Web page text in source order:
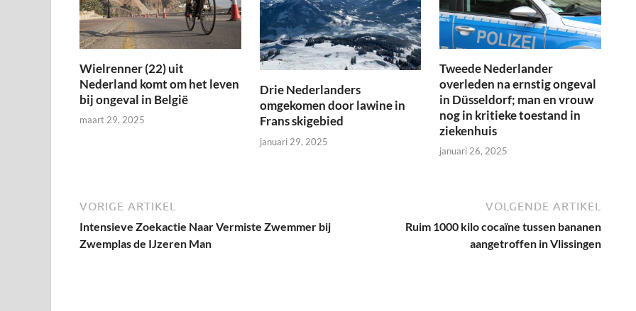
Wielrenner (22) uit
Nederland komt om het leven
bij ongeval in België
maart 29, 2025
Drie Nederlanders
omgekomen door lawine in
Frans skigebied
januari 29, 2025
Tweede Nederlander
overleden na ernstig ongeval
in Düsseldorf; man en vrouw
nog in kritieke toestand in
ziekenhuis
januari 26, 2025
VORIGE ARTIKEL
Intensieve Zoekactie Naar Vermiste Zwemmer bij
Zwemplas de IJzeren Man
VOLGENDE ARTIKEL
Ruim 1000 kilo cocaïne tussen bananen
aangetroffen in Vlissingen